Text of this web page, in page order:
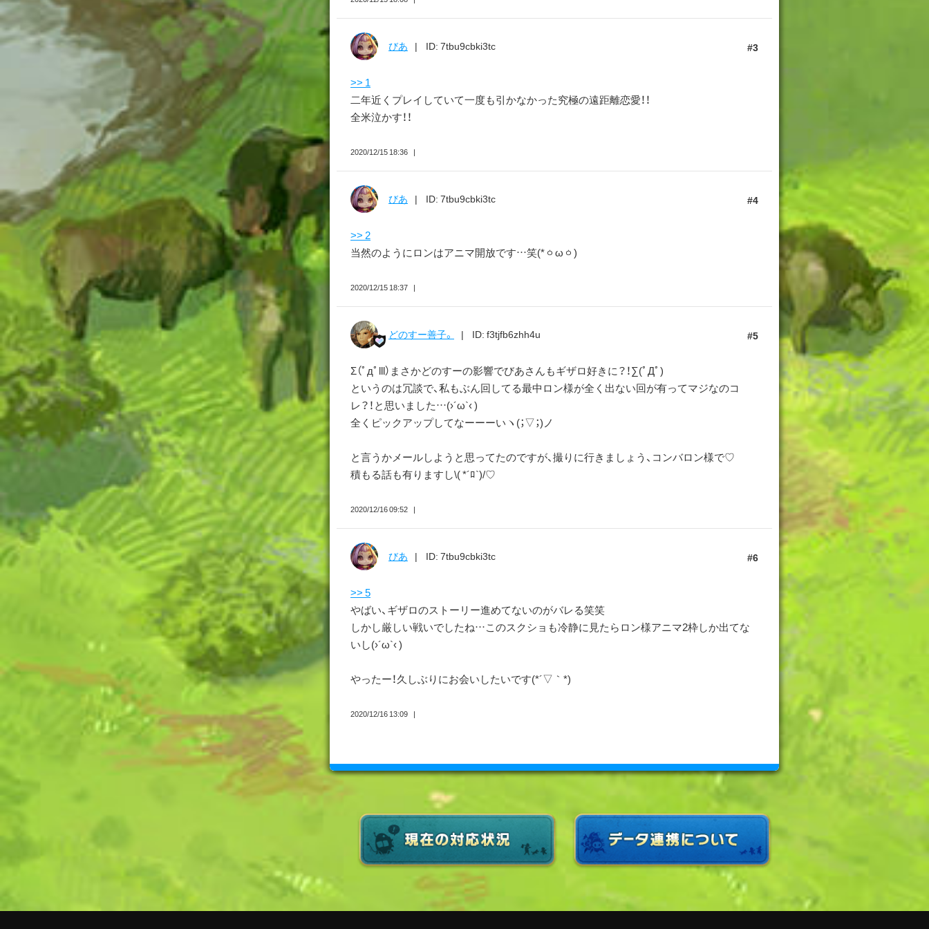
3
びあ ID: 7tbu9cbki3tc
>> 1
二年近くプレイしていて一度も引かなかった究極の遠距離恋愛！！
全米泣かす！！
2020/12/15 18:36
4
びあ ID: 7tbu9cbki3tc
>> 2
当然のようにロンはアニマ開放です…笑(*ㆁωㆁ)
2020/12/15 18:37
5
どのすー善子。 ID: f3tjfb6zhh4u
Σ（ﾟдﾟlll）まさかどのすーの影響でびあさんもギザロ好きに？！∑(ﾟДﾟ)
というのは冗談で、私もぶん回してる最中ロン様が全く出ない回が有ってマジなのコ
レ？！と思いました…(›´ω`‹ )
全くピックアップしてなーーーいヽ(；▽；)ノ
と言うかメールしようと思ってたのですが、撮りに行きましょう、コンバロン様で♡
積もる話も有りますし\( *´ﾛ`)/♡
2020/12/16 09:52
6
びあ ID: 7tbu9cbki3tc
>> 5
やばい、ギザロのストーリー進めてないのがバレる笑笑
しかし厳しい戦いでしたね…このスクショも冷静に見たらロン様アニマ2枠しか出てな
いし(›´ω`‹ )
やったー！久しぶりにお会いしたいです(*´▽｀*)
2020/12/16 13:09